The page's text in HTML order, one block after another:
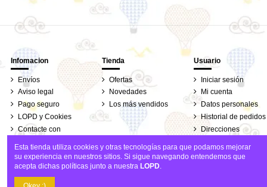
Infomacion
Envíos
Aviso legal
Pago seguro
LOPD y Cookies
Contacte con
Tienda
Ofertas
Novedades
Los más vendidos
Usuario
Iniciar sesión
Mi cuenta
Datos personales
Historial de pedidos
Direcciones
pedidos de clientes
invitados
Esta tienda utiliza cookies y otras tecnologías para que podamos mejorar
su experiencia en nuestros sitios. Si sigue navegando entendemos que
acepta dichas políticas junto a nuestra LOPD.